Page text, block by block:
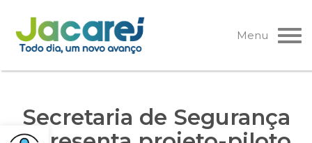
Pular
para
o
Menu
Secretaria de Segurança